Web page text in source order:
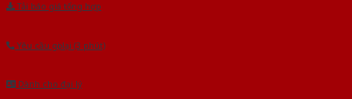
Tải báo giá tổng hợp
Yêu cầu gọi lại (3 phút)
Dành cho đại lý